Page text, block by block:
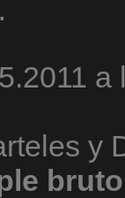
a
y
bruto